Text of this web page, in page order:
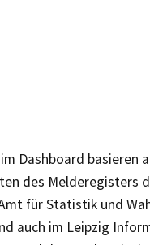
Dashboard basieren
des Melderegisters
für Statistik und
auch im Leipzig